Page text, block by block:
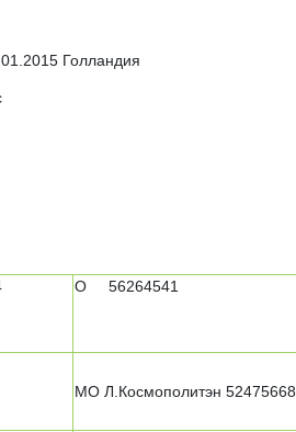
Голландия
О 56264541
МО Л.Космополитэн 52475668